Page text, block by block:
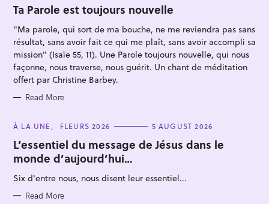
O
R
E
Ta Parole est toujours nouvelle
"Ma parole, qui sort de ma bouche, ne me reviendra pas sans
résultat, sans avoir fait ce qui me plaît, sans avoir accompli sa
mission" (Isaïe 55, 11). Une Parole toujours nouvelle, qui nous
façonne, nous traverse, nous guérit. Un chant de méditation
offert par Christine Barbey.
Read More
C
T
E
G
O
I
S
À LA UNE FLEURS 2026 5 AUGUST 2026
L’essentiel du message de Jésus dans le
monde d’aujourd’hui…
Six d'entre nous, nous disent leur essentiel...
Read More